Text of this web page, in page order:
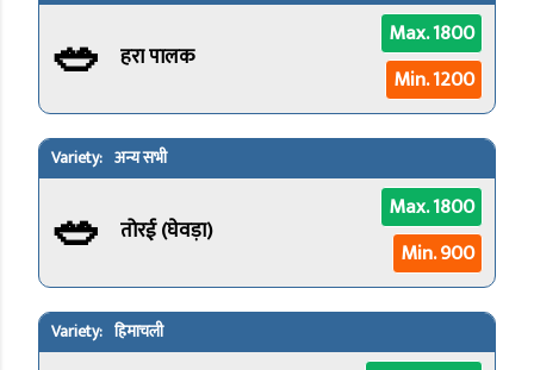
🥗 हरा पालक
Max. 1800
Min. 1200
अन्य सभी
🥗 तोरई (घेवड़ा)
Max. 1800
Min. 900
हिमाचली